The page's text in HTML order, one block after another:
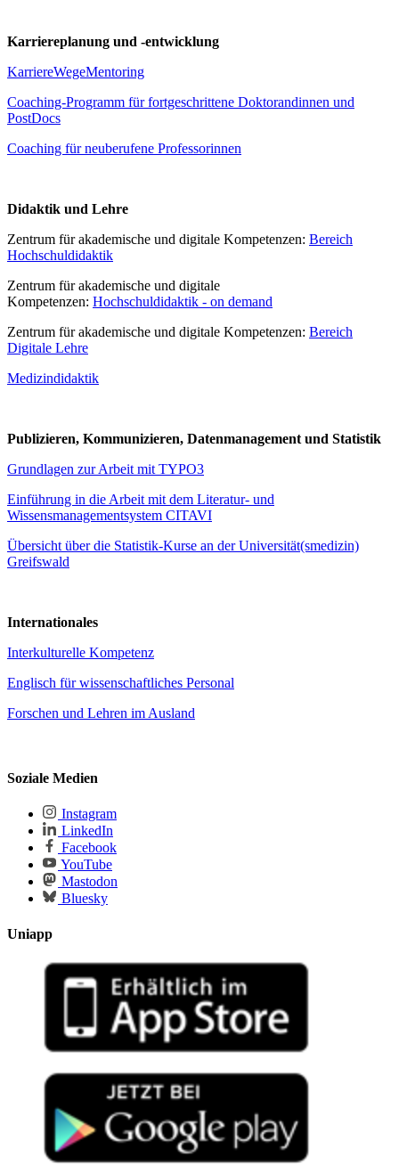
Karriereplanung und -entwicklung
KarriereWegeMentoring
Coaching-Programm für fortgeschrittene Doktorandinnen und
PostDocs
Coaching für neuberufene Professorinnen
Didaktik und Lehre
Zentrum für akademische und digitale Kompetenzen: Bereich
Hochschuldidaktik
Zentrum für akademische und digitale
Kompetenzen: Hochschuldidaktik - on demand
Zentrum für akademische und digitale Kompetenzen: Bereich
Digitale Lehre
Medizindidaktik
Publizieren, Kommunizieren, Datenmanagement und Statistik
Grundlagen zur Arbeit mit TYPO3
Einführung in die Arbeit mit dem Literatur- und
Wissensmanagementsystem CITAVI
Übersicht über die Statistik-Kurse an der Universität(smedizin)
Greifswald
Internationales
Interkulturelle Kompetenz
Englisch für wissenschaftliches Personal
Forschen und Lehren im Ausland
Soziale Medien
Instagram
LinkedIn
Facebook
YouTube
Mastodon
Bluesky
Uniapp